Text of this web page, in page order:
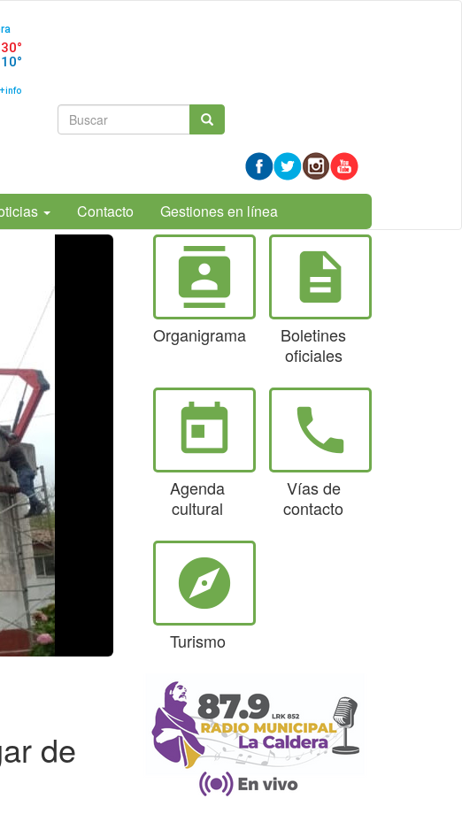
Formulario
búsqueda
Contacto Gestiones en línea
de
contacts
Organigrama
description
Boletines
oficiales
today
Agenda
cultural
phone
Vías de
contacto
explore
Turismo